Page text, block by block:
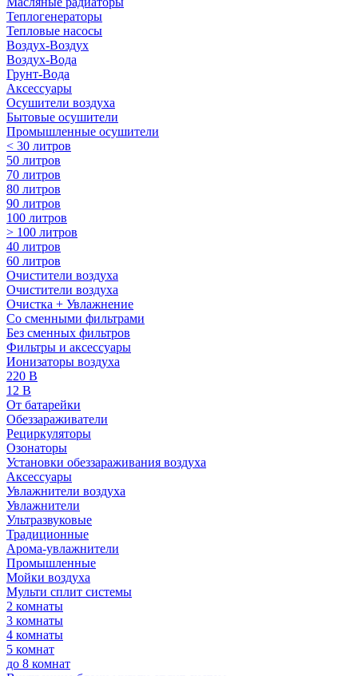
Теплогенераторы
Тепловые насосы
Воздух-Воздух
Воздух-Вода
Грунт-Вода
Аксессуары
Осушители воздуха
Бытовые осушители
Промышленные осушители
< 30 литров
50 литров
70 литров
80 литров
90 литров
100 литров
> 100 литров
40 литров
60 литров
Очистители воздуха
Очистители воздуха
Очистка + Увлажнение
Cо сменными фильтрами
Без сменных фильтров
Фильтры и аксессуары
Ионизаторы воздуха
220 В
12 В
От батарейки
Обеззараживатели
Рециркуляторы
Озонаторы
Установки обеззараживания воздуха
Аксессуары
Увлажнители воздуха
Увлажнители
Ультразвуковые
Традиционные
Арома-увлажнители
Промышленные
Мойки воздуха
Мульти сплит системы
2 комнаты
3 комнаты
4 комнаты
5 комнат
до 8 комнат